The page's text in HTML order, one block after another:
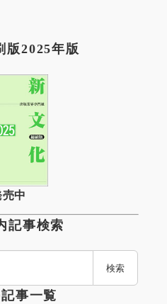
版2025年版
中
記事検索
検索
事一覧